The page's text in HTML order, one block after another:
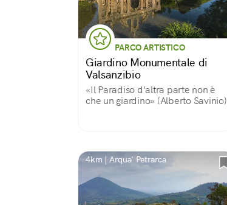
PARCO ARTISTICO
Giardino Monumentale di
Valsanzibio
«Il Paradiso d'altra parte non è
che un giardino» (Alberto Savinio)
4km | Arqua' Petrarca